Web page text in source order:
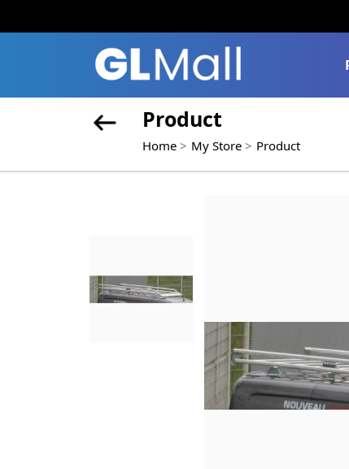
Product
Home My Store Product